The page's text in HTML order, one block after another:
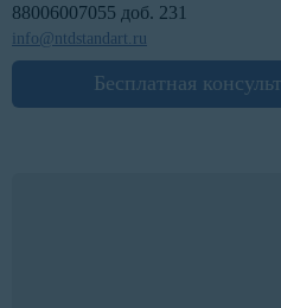
88006007055 доб. 231
info@ntdstandart.ru
Бесплатная